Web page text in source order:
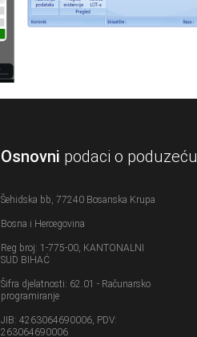
Osnovni podaci o poduzeću
Šehidska bb, 77240 Bosanska Krupa
Bosna i Hercegovina
Reg broj: 1-775-00, KANTONALNI
SUD BIHAĆ
Šifra djelatnosti: 62.01 - Računarsko
programiranje
JIB: 4263064690006, PDV:
263064690006